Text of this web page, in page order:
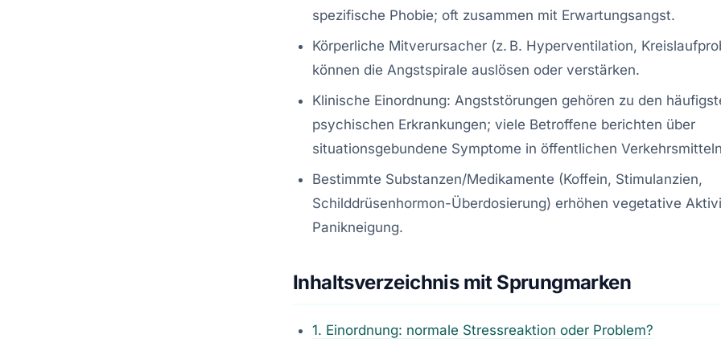
spezifische Phobie; oft zusammen mit Erwartungsangst.
Körperliche Mitverursacher (z. B. Hyperventilation,
können die Angstspirale auslösen oder verstärken.
Klinische Einordnung: Angststörungen gehören zu den
psychischen Erkrankungen; viele Betroffene berichten über
situationsgebundene Symptome in öffentlichen
Bestimmte Substanzen/Medikamente (Koffein, Stimulanzien,
Schilddrüsenhormon-Überdosierung) erhöhen vegetative
Panikneigung.
Inhaltsverzeichnis mit Sprungmarken
1. Einordnung: normale Stressreaktion oder Problem?